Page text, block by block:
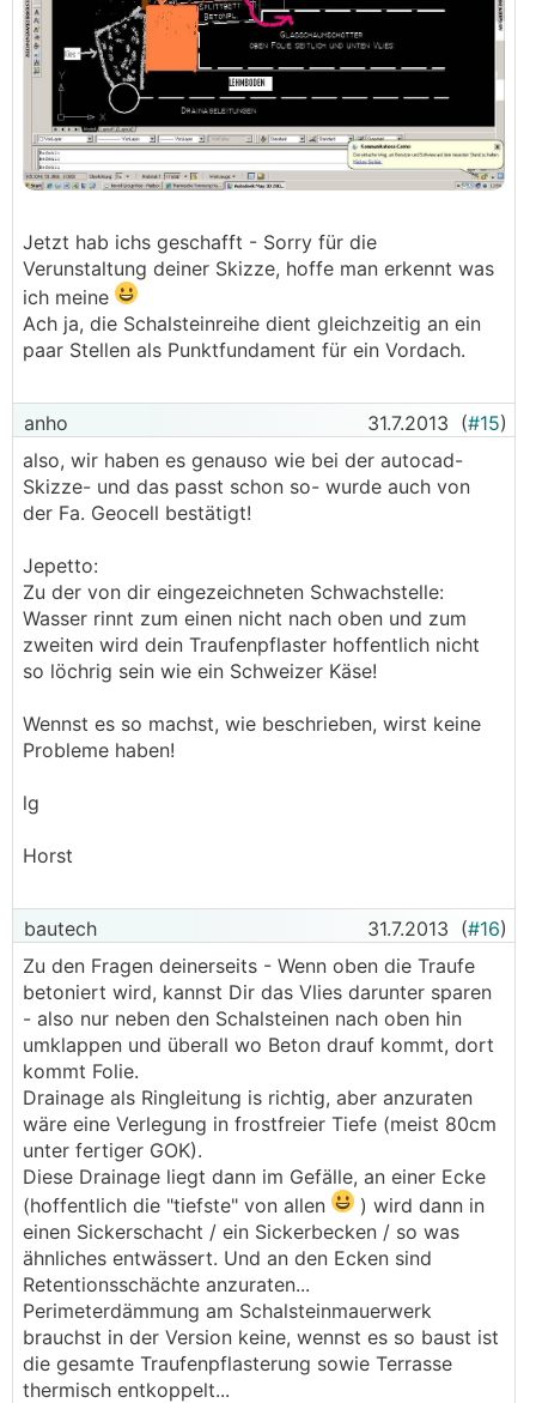
Jetzt hab ichs geschafft - Sorry für die
Verunstaltung deiner Skizze, hoffe man erkennt was
ich meine
Ach ja, die Schalsteinreihe dient gleichzeitig an ein
paar Stellen als Punktfundament für ein Vordach.
anho 31.7.2013 (#15)
also, wir haben es genauso wie bei der autocad-
Skizze- und das passt schon so- wurde auch von
der Fa. Geocell bestätigt!
Jepetto:
Zu der von dir eingezeichneten Schwachstelle:
Wasser rinnt zum einen nicht nach oben und zum
zweiten wird dein Traufenpflaster hoffentlich nicht
so löchrig sein wie ein Schweizer Käse!
Wennst es so machst, wie beschrieben, wirst keine
Probleme haben!
lg
Horst
bautech 31.7.2013 (#16)
Zu den Fragen deinerseits - Wenn oben die Traufe
betoniert wird, kannst Dir das Vlies darunter sparen
- also nur neben den Schalsteinen nach oben hin
umklappen und überall wo Beton drauf kommt, dort
kommt Folie.
Drainage als Ringleitung is richtig, aber anzuraten
wäre eine Verlegung in frostfreier Tiefe (meist 80cm
unter fertiger GOK).
Diese Drainage liegt dann im Gefälle, an einer Ecke
(hoffentlich die "tiefste" von allen
) wird dann in
einen Sickerschacht / ein Sickerbecken / so was
ähnliches entwässert. Und an den Ecken sind
Retentionsschächte anzuraten...
Perimeterdämmung am Schalsteinmauerwerk
brauchst in der Version keine, wennst es so baust ist
die gesamte Traufenpflasterung sowie Terrasse
thermisch entkoppelt...